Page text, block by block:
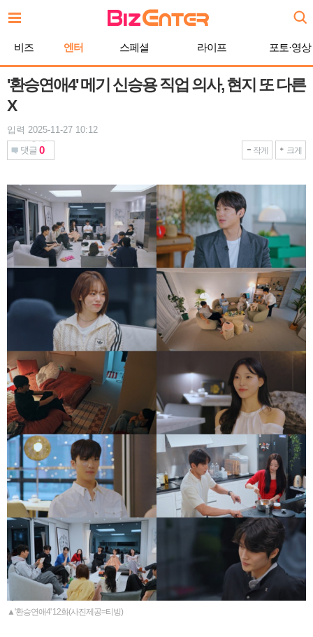
문
비즈 엔터 스페셜 라이프 포토·영상
'환승연애4' 메기 신승용 직업 의사, 현지 또 다른
X
입력 2025-11-27 10:12
댓글 0 작게 크게
▲'환승연애4' 12화(사진제공=티빙)